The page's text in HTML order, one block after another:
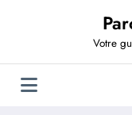
Votre